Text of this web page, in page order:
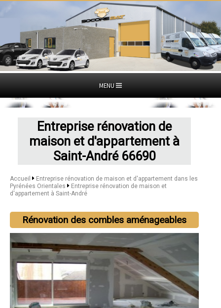
MENU
Entreprise rénovation de
maison et d'appartement à
Saint-André 66690
Accueil
Entreprise rénovation de maison et d'appartement dans les
Pyrénées Orientales
Entreprise rénovation de maison et
d'appartement à Saint-André
Rénovation des combles aménageables